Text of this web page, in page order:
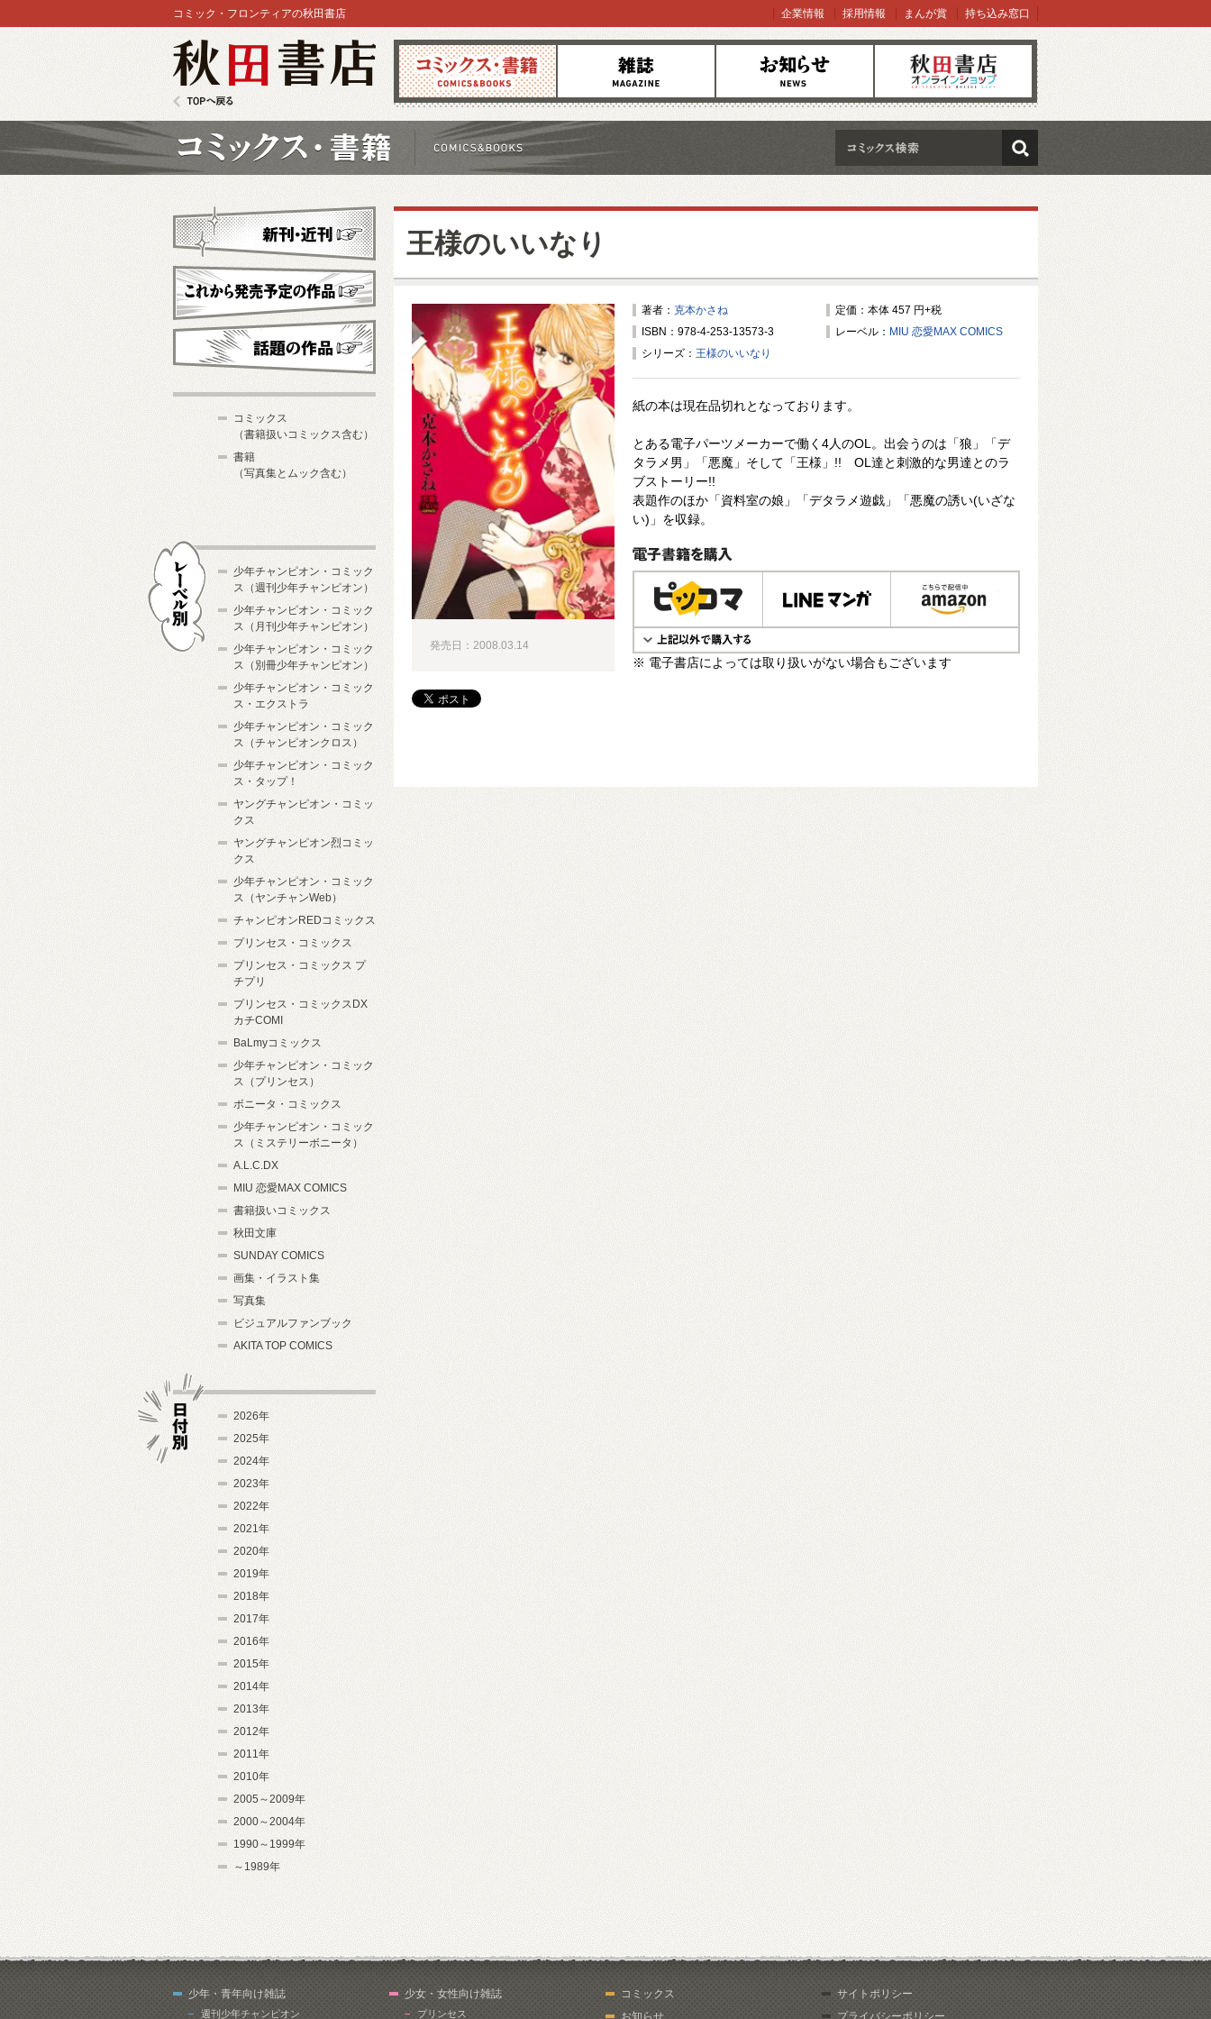
コミックス 雑誌 お知らせ オンラインショップ
コミック・フロンティアの秋田書店 企業情報 採用情報 まんが賞 持ち込み窓口
検索
王様のいいなり
著者： 克本かさね
定価：本体 457 円+税
ISBN：978-4-253-13573-3
レーベル： MIU 恋愛MAX COMICS
シリーズ： 王様のいいなり
紙の本は現在品切れとなっております。
とある電子パーツメーカーで働く4人のOL。出会うのは「狼」「デ
タラメ男」「悪魔」そして「王様」!! OL達と刺激的な男達とのラ
ブストーリー!!
表題作のほか「資料室の娘」「デタラメ遊戯」「悪魔の誘い(いざな
い)」を収録。
電子書籍で購入
※ 電子書店によっては取り扱いがない場合もございます
発売日：2008.03.14
新刊・近刊
これから発売予定
コミックス
（書籍扱いコミックス含む）
書籍
（写真集とムック含む）
少年チャンピオン・コミック
ス（週刊少年チャンピオン）
少年チャンピオン・コミック
ス（月刊少年チャンピオン）
少年チャンピオン・コミック
ス（別冊少年チャンピオン）
少年チャンピオン・コミック
ス・エクストラ
少年チャンピオン・コミック
ス（チャンピオンクロス）
少年チャンピオン・コミック
ス・タップ！
ヤングチャンピオン・コミッ
クス
ヤングチャンピオン烈コミッ
クス
少年チャンピオン・コミック
ス（ヤンチャンWeb）
チャンピオンREDコミックス
プリンセス・コミックス
プリンセス・コミックス プ
チプリ
プリンセス・コミックスDX
カチCOMI
BaLmyコミックス
少年チャンピオン・コミック
ス（プリンセス）
ボニータ・コミックス
少年チャンピオン・コミック
ス（ミステリーボニータ）
A.L.C.DX
MIU 恋愛MAX COMICS
書籍扱いコミックス
秋田文庫
SUNDAY COMICS
画集・イラスト集
写真集
ビジュアルファンブック
AKITA TOP COMICS
2026年
2025年
2024年
2023年
2022年
2021年
2020年
2019年
2018年
2017年
2016年
2015年
2014年
2013年
2012年
2011年
2010年
2005～2009年
2000～2004年
1990～1999年
～1989年
少年・青年向け雑誌
週刊少年チャンピオン
少女・女性向け雑誌
プリンセス
コミックス
お知らせ
サイトポリシー
プライバシーポリシー